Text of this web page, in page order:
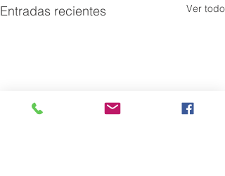
Entradas recientes Ver todo